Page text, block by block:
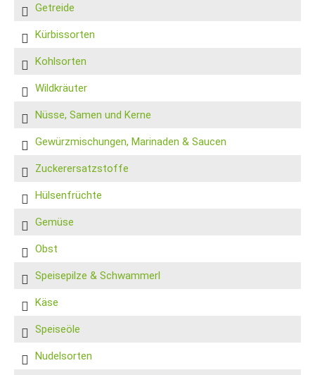
Getreide
Kürbissorten
Kohlsorten
Wildkräuter
Nüsse, Samen und Kerne
Gewürzmischungen, Marinaden & Saucen
Zuckerersatzstoffe
Hülsenfrüchte
Gemüse
Obst
Speisepilze & Schwammerl
Käse
Speiseöle
Nudelsorten